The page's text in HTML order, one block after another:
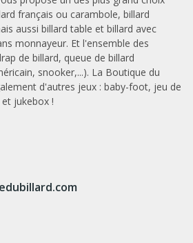
français ou carambole, billard
aussi billard table et billard avec
monnayeur. Et l'ensemble des
de billard, queue de billard
snooker,...). La Boutique du
d'autres jeux : baby-foot, jeu de
et jukebox !